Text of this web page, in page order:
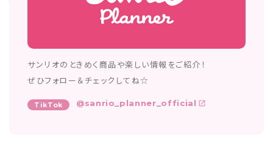
サンリオのときめく商品や楽しい情報をご紹介！
ぜひフォロー＆チェックしてね☆
TikTok @sanrio_planner_official